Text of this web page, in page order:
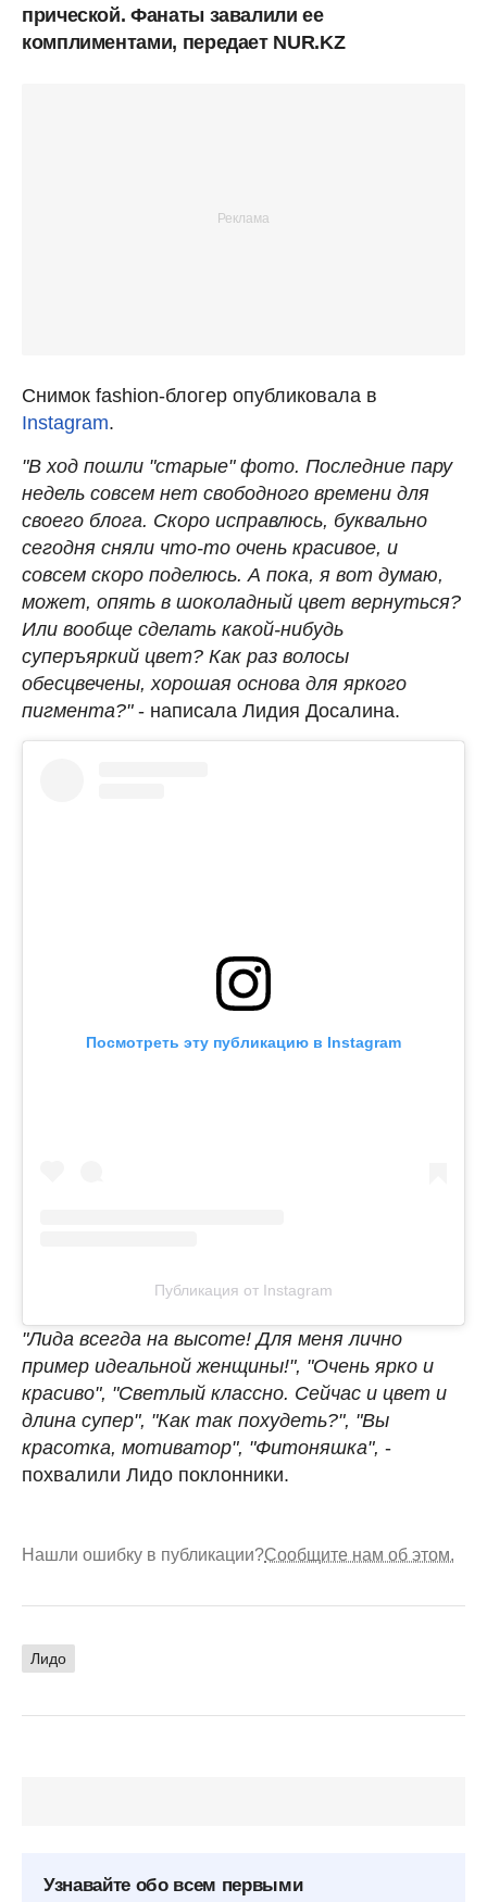
прической. Фанаты завалили ее
комплиментами, передает NUR.KZ
Снимок fashion-блогер опубликовала в
Instagram.
"В ход пошли "старые" фото. Последние пару
недель совсем нет свободного времени для
своего блога. Скоро исправлюсь, буквально
сегодня сняли что-то очень красивое, и
совсем скоро поделюсь. А пока, я вот думаю,
может, опять в шоколадный цвет вернуться?
Или вообще сделать какой-нибудь
суперъяркий цвет? Как раз волосы
обесцвечены, хорошая основа для яркого
пигмента?"- написала Лидия Досалина.
Посмотреть эту публикацию в Instagram
Публикация от Instagram
"Лида всегда на высоте! Для меня лично
пример идеальной женщины!", "Очень ярко и
красиво", "Светлый классно. Сейчас и цвет и
длина супер", "Как так похудеть?", "Вы
красотка, мотиватор", "Фитоняшка", -
похвалили Лидо поклонники.
Нашли ошибку в публикации?Сообщите нам об этом.
Лидо
Узнавайте обо всем первыми